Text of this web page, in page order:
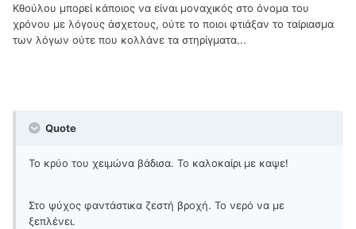
Κθούλου μπορεί κάποιος να είναι μοναχικός στο όνομα του
χρόνου με λόγους άσχετους, ούτε το ποιοι φτιάξαν το ταίριασμα
των λόγων ούτε που κολλάνε τα στηρίγματα...
Quote
Το κρύο του χειμώνα βάδισα. Το καλοκαίρι με καψε!
Στο ψύχος φαντάστικα ζεστή βροχή. Το νερό να με
ξεπλένει.